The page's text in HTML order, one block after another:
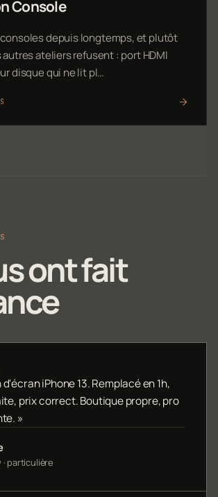
Console
consoles depuis longtemps, et plutôt
ateliers refusent : port HDMI
disque qui ne lit pl…
ont fait
iPhone 13. Remplacé en 1h,
prix correct. Boutique propre, pro
»
particulière